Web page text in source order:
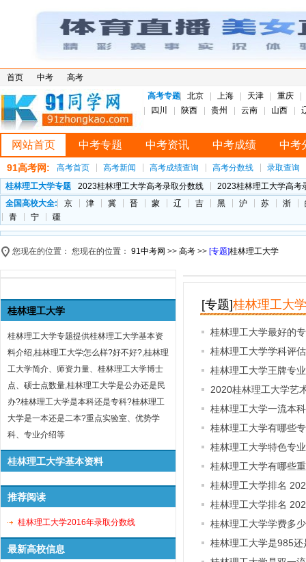
首页 中考
高考
高考专题
北京 上海 天津
重庆
四川
陕西 贵州 云南 山西
网站首页 中考专题 中考资讯 中考成绩 中考
91高考网: 高考首页 高考新闻 高考成绩查询 高考分数线
录取查询
桂林理工大学专题
2023桂林理工大学高考录取分数线
2023桂林理工大学高考
全国高校大全:
京 津 冀 晋 蒙 辽 吉 黑 沪 苏 浙
青
宁 疆
您现在的位置： 您现在的位置： 91中考网 >> 高考 >> [专题]桂林理工大学
桂林理工大学
桂林理工大学专题提供桂林理工大学基本资
料介绍,桂林理工大学怎么样?好不好?,桂林理
工大学简介、师资力量、桂林理工大学博士
点、硕士点数量,桂林理工大学是公办还是民
办?桂林理工大学是本科还是专科?桂林理工
大学是一本还是二本?重点实验室、优势学
科、专业介绍等
桂林理工大学基本资料
推荐阅读
桂林理工大学2016年录取分数线
最新高校信息
[专题]桂林理工大
桂林理工大学最好的
桂林理工大学学科评
桂林理工大学王牌专
2020桂林理工大学艺
桂林理工大学一流本
桂林理工大学有哪些
桂林理工大学特色专
桂林理工大学有哪些
桂林理工大学排名
桂林理工大学排名
桂林理工大学学费多
桂林理工大学是985